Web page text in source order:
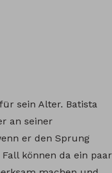
sein Alter. Batista
an seiner
er den Sprung
können da ein paar